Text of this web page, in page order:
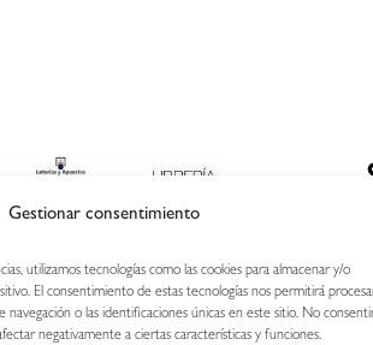
Gestionar consentimiento
utilizamos tecnologías como las cookies para almacenar y/o
El consentimiento de estas tecnologías nos permitirá
o las identificaciones únicas en este sitio. No
negativamente a ciertas características y funciones.